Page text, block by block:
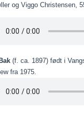
og Viggo Christensen,
(f. ca. 1897) født i
fra 1975.